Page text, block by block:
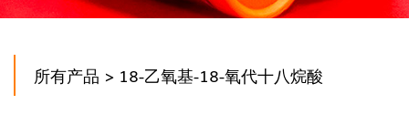
所有产品 > 18-乙氧基-18-氧代十八烷酸